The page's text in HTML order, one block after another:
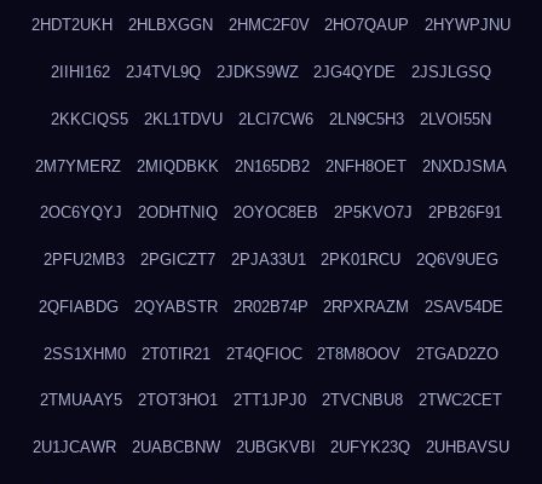
2HDT2UKH 2HLBXGGN 2HMC2F0V 2HO7QAUP 2HYWPJNU
2IIHI162 2J4TVL9Q 2JDKS9WZ 2JG4QYDE 2JSJLGSQ
2KKCIQS5 2KL1TDVU 2LCI7CW6 2LN9C5H3 2LVOI55N
2M7YMERZ 2MIQDBKK 2N165DB2 2NFH8OET 2NXDJSMA
2OC6YQYJ 2ODHTNIQ 2OYOC8EB 2P5KVO7J 2PB26F91
2PFU2MB3 2PGICZT7 2PJA33U1 2PK01RCU 2Q6V9UEG
2QFIABDG 2QYABSTR 2R02B74P 2RPXRAZM 2SAV54DE
2SS1XHM0 2T0TIR21 2T4QFIOC 2T8M8OOV 2TGAD2ZO
2TMUAAY5 2TOT3HO1 2TT1JPJ0 2TVCNBU8 2TWC2CET
2U1JCAWR 2UABCBNW 2UBGKVBI 2UFYK23Q 2UHBAVSU